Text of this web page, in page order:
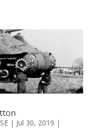
| Jul 30, 2019 |